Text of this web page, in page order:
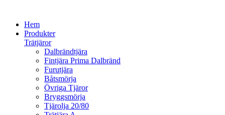
Hem
Produkter
Trätjäror
Dalbrändtjära
Fintjära Prima Dalbränd
Furutjära
Båtsmörja
Övriga Tjäror
Bryggsmörja
Tjärolja 20/80